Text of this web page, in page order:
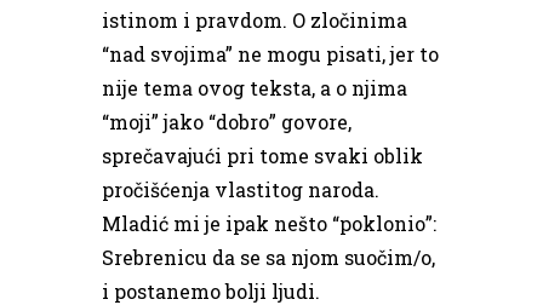
istinom i pravdom. O zločinima
“nad svojima” ne mogu pisati, jer to
nije tema ovog teksta, a o njima
“moji” jako “dobro” govore,
sprečavajući pri tome svaki oblik
pročišćenja vlastitog naroda.
Mladić mi je ipak nešto “poklonio”:
Srebrenicu da se sa njom suočim/o,
i postanemo bolji ljudi.